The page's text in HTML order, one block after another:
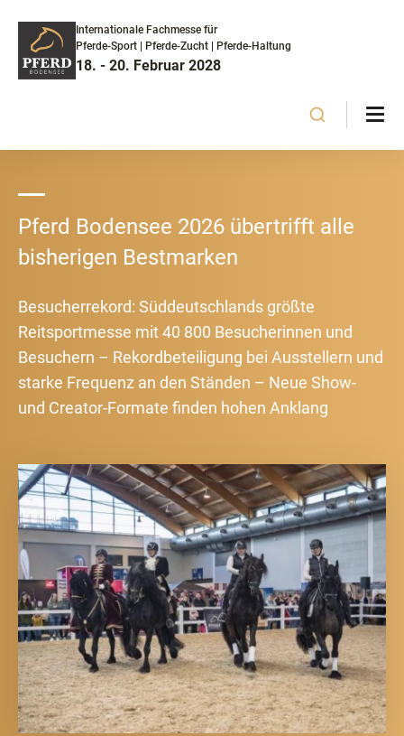
Internationale Fachmesse für
Pferde-Sport | Pferde-Zucht | Pferde-Haltung
18. - 20. Februar 2028
Pferd Bodensee 2026 übertrifft alle
bisherigen Bestmarken
Besucherrekord: Süddeutschlands größte
Reitsportmesse mit 40 800 Besucherinnen und
Besuchern – Rekordbeteiligung bei Ausstellern und
starke Frequenz an den Ständen – Neue Show-
und Creator-Formate finden hohen Anklang